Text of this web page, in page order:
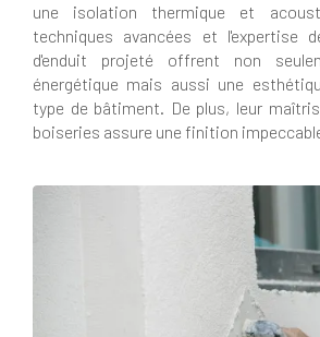
une isolation thermique et
techniques avancées et l'expertise
d'enduit projeté offrent non
énergétique mais aussi une
type de bâtiment. De plus, leur
boiseries assure une finition